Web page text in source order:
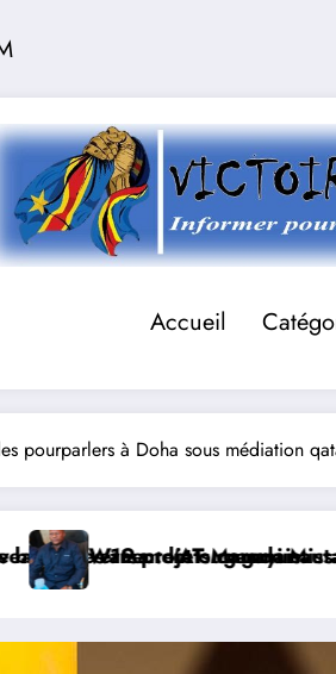
Accueil
pourparlers à Doha sous médiation
signé avec KGM S.A et
les autorités coutumières
Mission sécuritaire et